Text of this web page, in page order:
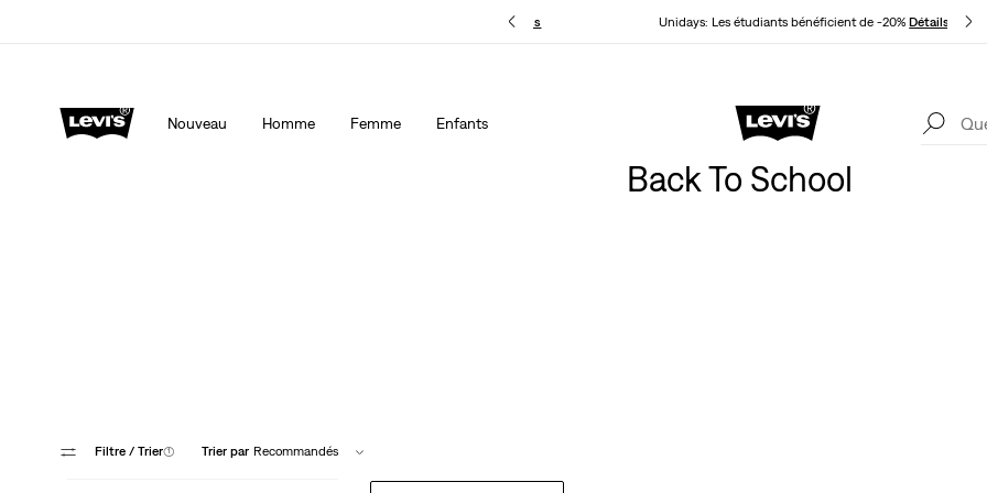
Détails Unidays: Les étudiants bénéficient de -20%Détails
Nouveau Homme Femme Enfants
Levi's App. Le meilleur de Levi’s®, sur mesure, spécialement pour vous.
Détails
Back To School
Filtre / Trier(1) Trier par Recommandés